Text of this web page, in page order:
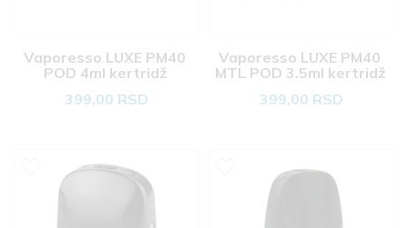
Vaporesso LUXE PM40
POD 4ml kertridž
399,00 RSD
Vaporesso LUXE PM40
MTL POD 3.5ml kertridž
399,00 RSD